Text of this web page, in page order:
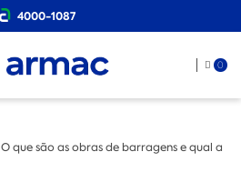
4000-1087
0
O que são as obras de barragens e qual a